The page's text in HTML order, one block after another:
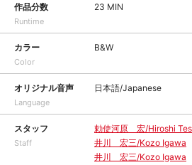
作品分数
Runtime
23 MIN
カラー
Color
B&W
オリジナル音声
Language
日本語/Japanese
スタッフ
Staff
勅使河原 宏/Hiroshi
井川 宏三/Kozo Igawa
井川 宏三/Kozo Igawa